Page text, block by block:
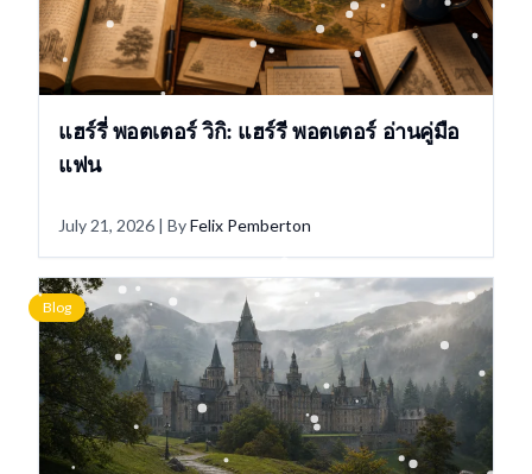
แฮร์รี่ พอตเตอร์ วิกิ: แฮร์รี พอตเตอร์ อ่านคู่มือ
แฟน
July 21, 2026 | ByFelix Pemberton
Blog